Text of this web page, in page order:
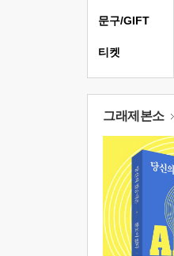
문구/GIFT
티켓
그래제본소